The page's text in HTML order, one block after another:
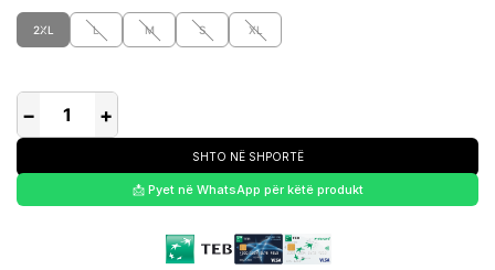
2XL L M S XL
− +
SHTO NË SHPORTË
📩 Pyet në WhatsApp për këtë produkt